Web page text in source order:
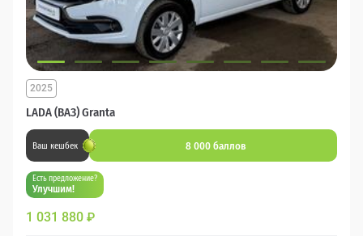
LADA (ВАЗ) Granta
2025
Ваш кешбек 8 000 баллов
Есть предложение?
Улучшим!
1 031 880 ₽